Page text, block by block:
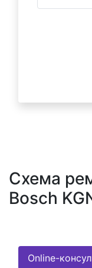
Схема
Bosch
Online-